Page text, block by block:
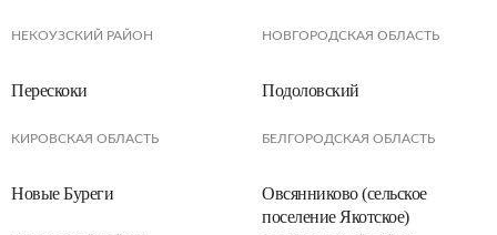
НЕКОУЗСКИЙ РАЙОН НОВГОРОДСКАЯ ОБЛАСТЬ
Перескоки
КИРОВСКАЯ ОБЛАСТЬ
Подоловский
БЕЛГОРОДСКАЯ ОБЛАСТЬ
Новые Буреги
Овсянниково (сельское
поселение Якотское)